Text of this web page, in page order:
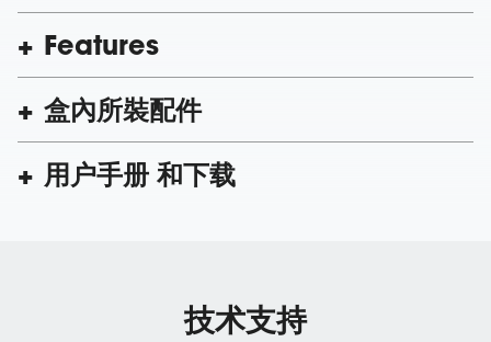
Features
盒內所裝配件
用户手册 和下载
技术支持